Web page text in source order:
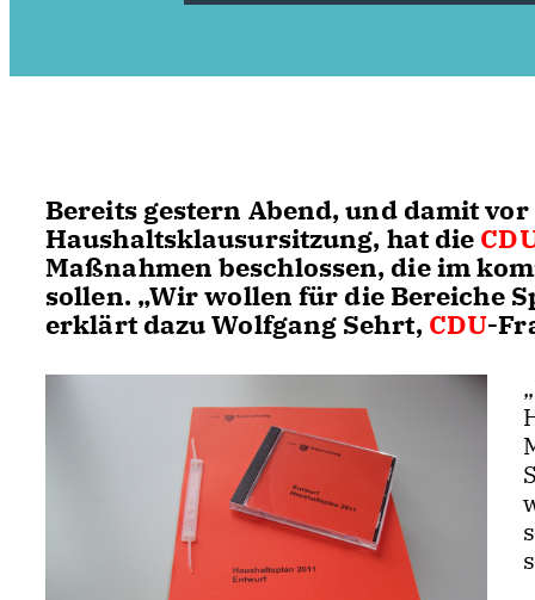
Bereits gestern Abend, und damit
Haushaltsklausursitzung, hat die
Maßnahmen beschlossen, die im
sollen. „Wir wollen für die Bereiche
erklärt dazu Wolfgang Sehrt, CDU-